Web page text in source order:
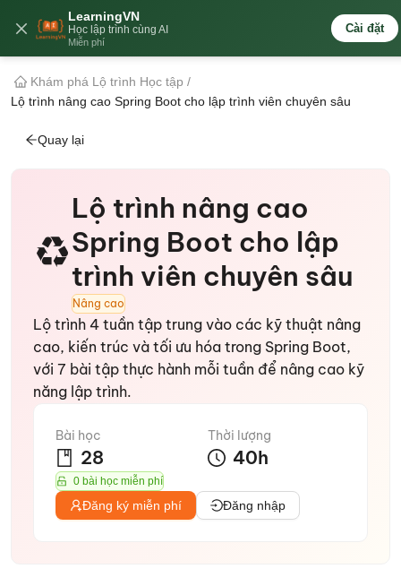
LearningVN
Học lập trình cùng AI
Miễn phí
Cài đặt
🇻🇳
Khám phá Lộ trình Học tập /
Lộ trình nâng cao Spring Boot cho lập trình viên chuyên sâu
Quay lại
♻️
Lộ trình nâng cao
Spring Boot cho lập
trình viên chuyên sâu
Nâng cao
Lộ trình 4 tuần tập trung vào các kỹ thuật nâng
cao, kiến trúc và tối ưu hóa trong Spring Boot,
với 7 bài tập thực hành mỗi tuần để nâng cao kỹ
năng lập trình.
Bài học
28
Thời lượng
40h
0 bài học miễn phí
Đăng ký miễn phí Đăng nhập